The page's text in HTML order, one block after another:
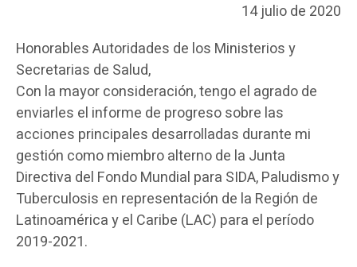
14 julio de 2020
Honorables Autoridades de los Ministerios y
Secretarias de Salud,
Con la mayor consideración, tengo el agrado de
enviarles el informe de progreso sobre las
acciones principales desarrolladas durante mi
gestión como miembro alterno de la Junta
Directiva del Fondo Mundial para SIDA, Paludismo y
Tuberculosis en representación de la Región de
Latinoamérica y el Caribe (LAC) para el período
2019-2021.